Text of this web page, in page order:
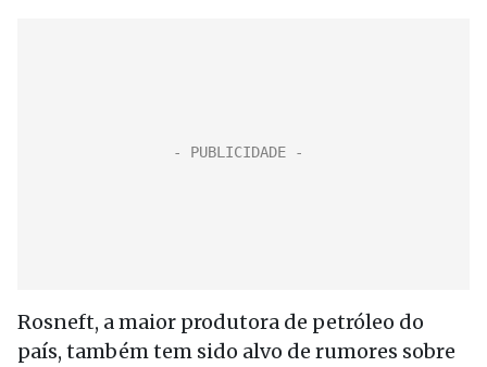
Rosneft, a maior produtora de petróleo do
país, também tem sido alvo de rumores sobre